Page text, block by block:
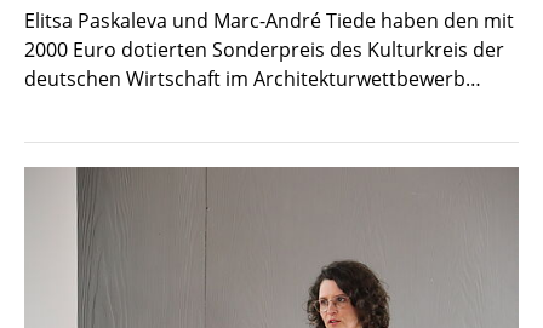
Elitsa Paskaleva und Marc-André Tiede haben den mit
2000 Euro dotierten Sonderpreis des Kulturkreis der
deutschen Wirtschaft im Architekturwettbewerb…